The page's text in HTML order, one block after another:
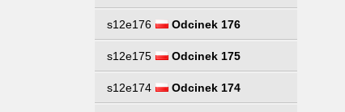
s12e176 Odcinek 176
s12e175 Odcinek 175
s12e174 Odcinek 174